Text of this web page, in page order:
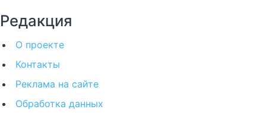
Редакция
О проекте
Контакты
Реклама на сайте
Обработка данных